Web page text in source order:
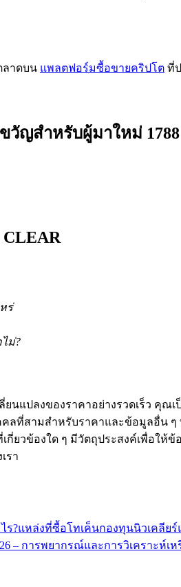
นการคัดลอกการซื้อขาย
า ฯลฯ
ลาดบน แพลตฟอร์มซื้อขายคริปโต ที่
วัญสำหรับผู้มาใหม่ 1788
ร่
ม่?
นแปลงของราคาอย่างรวดเร็ว คุ
ลที่สามสำหรับราคาและข้อมูลอื่น
วข้องใด ๆ มีวัตถุประสงค์เพื่อให้
รา
ร?แหล่งที่ซื้อโทเค็นกองทุนนิวเคลีย
– การพยากรณ์และการวิเคราะห์เ